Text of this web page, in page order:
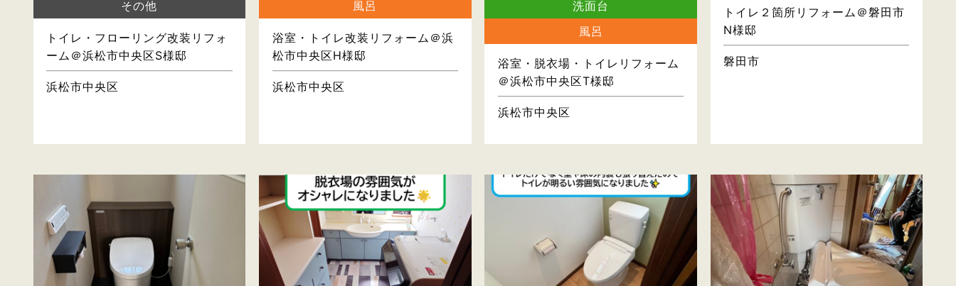
その他
トイレ・フローリング改装リフォ
ーム＠浜松市中央区S様邸
浜松市中央区
風呂
浴室・トイレ改装リフォーム＠浜
松市中央区H様邸
浜松市中央区
洗面台
風呂
浴室・脱衣場・トイレリフォーム
＠浜松市中央区T様邸
浜松市中央区
トイレ２箇所リフォーム＠磐田市
N様邸
磐田市